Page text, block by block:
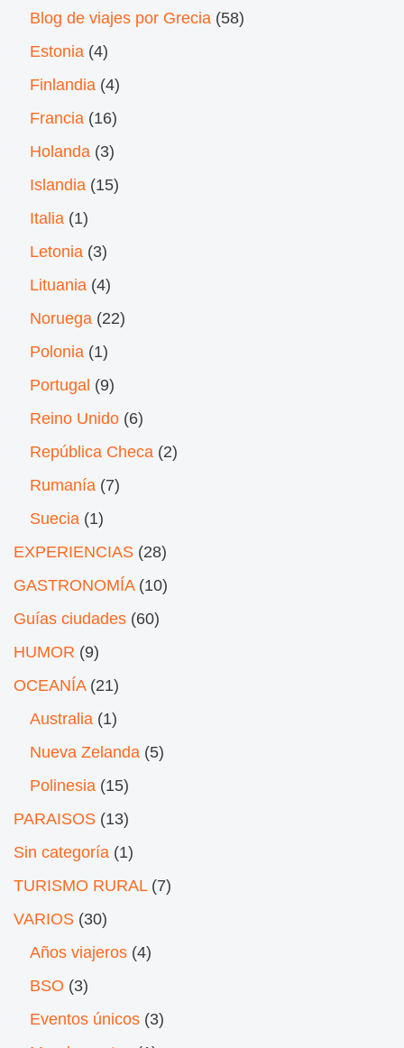
Blog de viajes por Grecia (58)
Estonia (4)
Finlandia (4)
Francia (16)
Holanda (3)
Islandia (15)
Italia (1)
Letonia (3)
Lituania (4)
Noruega (22)
Polonia (1)
Portugal (9)
Reino Unido (6)
República Checa (2)
Rumanía (7)
Suecia (1)
EXPERIENCIAS (28)
GASTRONOMÍA(10)
Guías ciudades (60)
HUMOR (9)
OCEANÍA(21)
Australia (1)
Nueva Zelanda (5)
Polinesia (15)
PARAISOS (13)
Sin categoría (1)
TURISMO RURAL(7)
VARIOS (30)
Años viajeros (4)
BSO (3)
Eventos únicos (3)